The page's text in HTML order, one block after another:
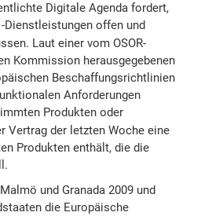
Digitale Agenda fordert,
-Dienstleistungen offen und
Laut einer vom OSOR-
Kommission herausgegebenen
Beschaffungsrichtlinien
Anforderungen
Produkten oder
Vertrag der letzten Woche eine
Produkten enthält, die die
und Granada 2009 und
die Europäische